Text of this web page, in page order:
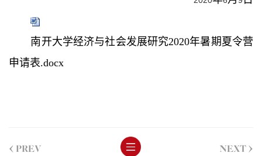
南开大学经济与社会发展研究2020年暑期夏令营
申请表.docx
< PREV NEXT >